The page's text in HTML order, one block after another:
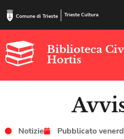
Comune di Trieste Trieste Cultura
Biblioteca
Hortis
Notizie Pubblicato